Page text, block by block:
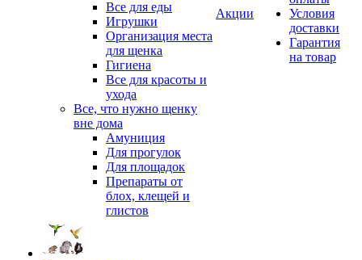
Все для еды
Игрушки
Организация места
для щенка
Гигиена
Все для красоты и
ухода
Все, что нужно щенку
вне дома
Амуниция
Для прогулок
Для площадок
Препараты от
блох, клещей и
глистов
Акции
Условия
доставки
Гарантия
на товар